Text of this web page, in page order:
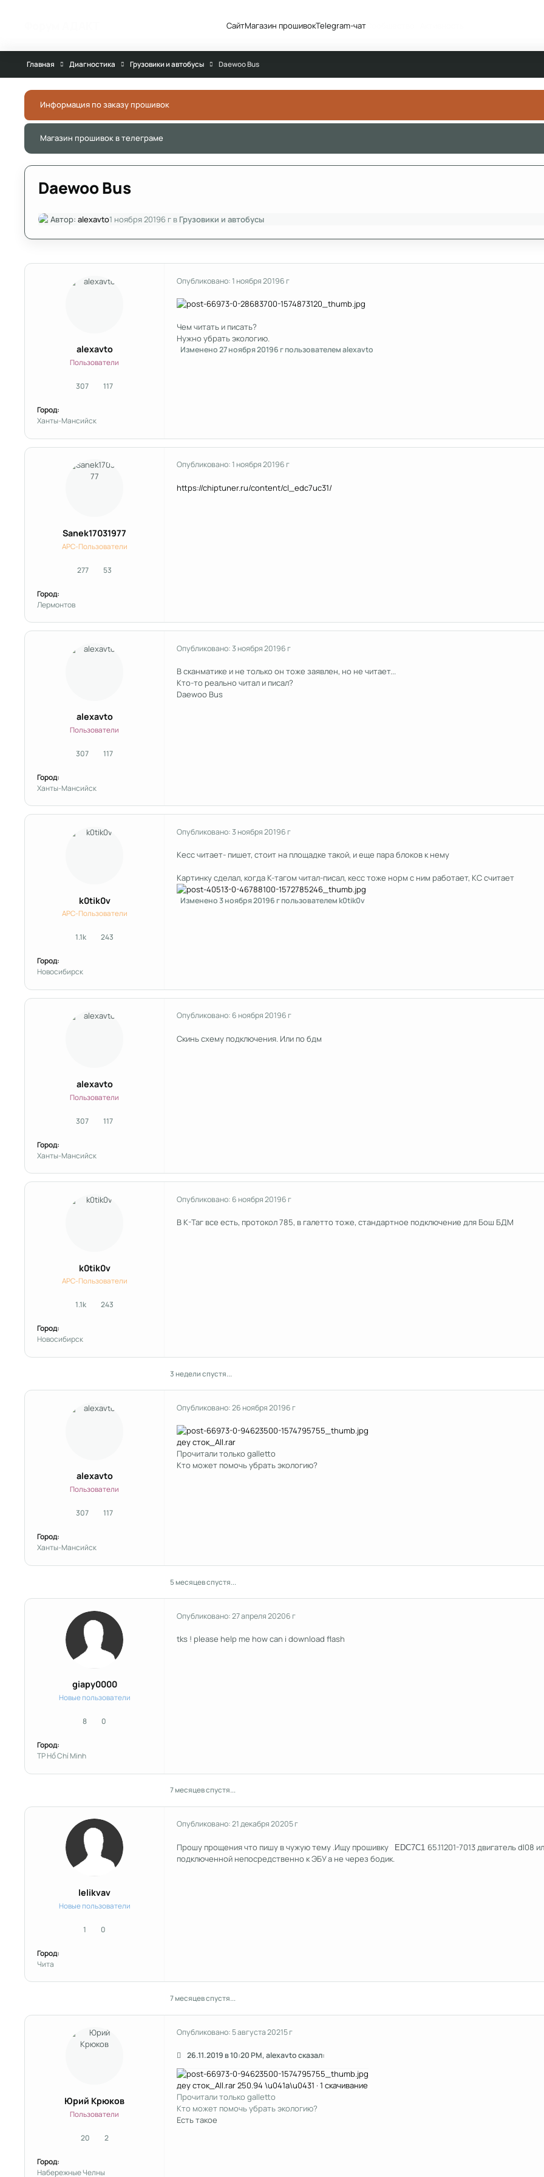
СайтМагазин прошивокTelegram-чатСообщество
Главная Диагностика Грузовики и автобусы Daewoo Bus
Информация по заказу прошивок
Магазин прошивок в телеграме
Daewoo Bus
Автор: alexavto1 ноября 20196 гв Грузовики и автобусы
alexavto
Пользователи
307сообщения
117Репутация
Город:
Ханты-Мансийск
Опубликовано:1 ноября 20196 г
Чем читать и писать?
Нужно убрать экологию.
Изменено27 ноября 20196 гпользователем alexavto
Sanek17031977
APC-Пользователи
277сообщения
53Репутация
Город:
Лермонтов
Опубликовано:1 ноября 20196 г
https://chiptuner.ru/content/cl_edc7uc31/
alexavto
Пользователи
307сообщения
117Репутация
Город:
Ханты-Мансийск
Опубликовано:3 ноября 20196 г
В сканматике и не только он тоже заявлен, но не читает...
Кто-то реально читал и писал?
Daewoo Bus
k0tik0v
APC-Пользователи
1.1kсообщения
243Репутация
Город:
Новосибирск
Опубликовано:3 ноября 20196 г
Кесс читает- пишет, стоит на площадке такой, и еще пара блоков к нему
Картинку сделал, когда К-тагом читал-писал, кесс тоже норм с ним работает, КС считает
Изменено3 ноября 20196 гпользователем k0tik0v
alexavto
Пользователи
307сообщения
117Репутация
Город:
Ханты-Мансийск
Опубликовано: 6 ноября 20196 г
Скинь схему подключения. Или по бдм
k0tik0v
APC-Пользователи
1.1kсообщения
243Репутация
Город:
Новосибирск
Опубликовано: 6 ноября 20196 г
В К-Таг все есть, протокол 785, в галетто тоже, стандартное подключение для Бош БДМ
3 недели спустя...
alexavto
Пользователи
307сообщения
117Репутация
Город:
Ханты-Мансийск
Опубликовано:26 ноября 20196 г
деу сток_All.rar
Прочитали только galletto
Кто может помочь убрать экологию?
5 месяцев спустя...
giapy0000
Новые пользователи
8сообщения
0Репутация
Город:
TP Hồ Chí Minh
Опубликовано:27 апреля 20206 г
tks ! please help me how can i download flash
7 месяцев спустя...
lelikvav
Новые пользователи
1сообщения
0Репутация
Город:
Чита
Опубликовано:21 декабря 20205 г
Прошу прощения что пишу в чужую тему .Ищу прошивку EDC7C1 65.11201-7013 двигатель dl08
подключенной непосредственно к ЭБУ а не через бодик.
7 месяцев спустя...
Юрий Крюков
Пользователи
20сообщения
2Репутация
Город:
Набережные Челны
Опубликовано: 5 августа 20215 г
26.11.2019 в 10:20 PM, alexavto сказал:
деу сток_All.rar250.94 \u041a\u0431 · 1 скачивание
Прочитали только galletto
Кто может помочь убрать экологию?
Есть такое